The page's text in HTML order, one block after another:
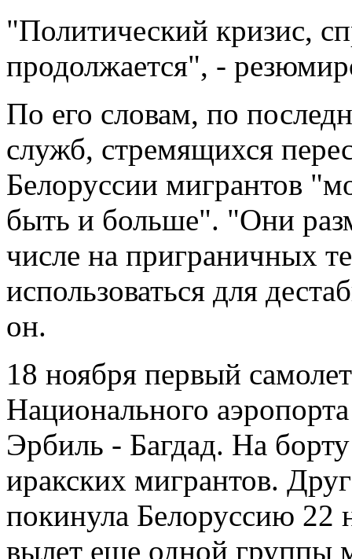
"Политический кризис,
продолжается", -
По его словам, по
служб, стремящихся
Белоруссии мигрантов
быть и больше". "Они
числе на приграничных
использоваться для
он.
18 ноября первый
Национального
Эрбиль - Багдад. На
иракских мигрантов.
покинула Белоруссию 22
вылет еще одной группы